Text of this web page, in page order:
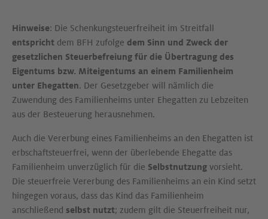
Hinweise: Die Schenkungsteuerfreiheit im Streitfall
entspricht dem BFH zufolge dem Sinn und Zweck der
gesetzlichen Steuerbefreiung für die Übertragung des
Eigentums bzw. Miteigentums an einem Familienheim
unter Ehegatten. Der Gesetzgeber will nämlich die
Zuwendung des Familienheims unter Ehegatten zu Lebzeiten
aus der Besteuerung herausnehmen.
Auch die Vererbung eines Familienheims an den Ehegatten ist
erbschaftsteuerfrei, wenn der überlebende Ehegatte das
Familienheim unverzüglich für die Selbstnutzung vorsieht.
Die steuerfreie Vererbung des Familienheims an ein Kind setzt
hingegen voraus, dass das Kind das Familienheim
anschließend selbst nutzt; zudem gilt die Steuerfreiheit nur,